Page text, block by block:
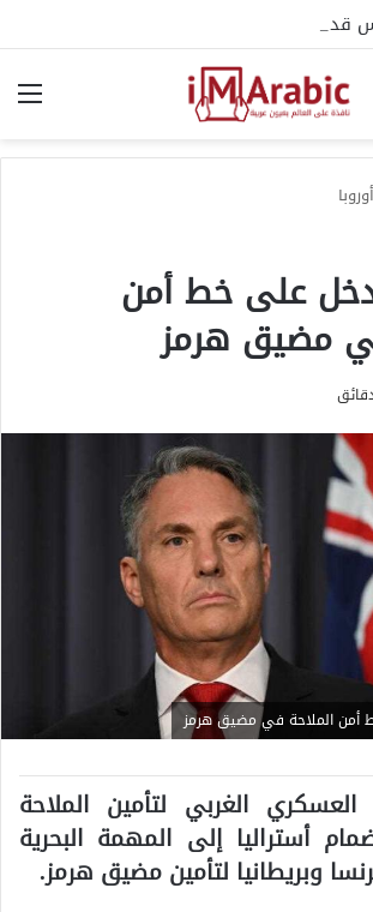
أوروبا
على خط أمن
مضيق هرمز
أمن الملاحة في مضيق هرمز
العسكري الغربي لتأمين الملاحة
أستراليا إلى المهمة البحرية
وبريطانيا لتأمين مضيق هرمز.